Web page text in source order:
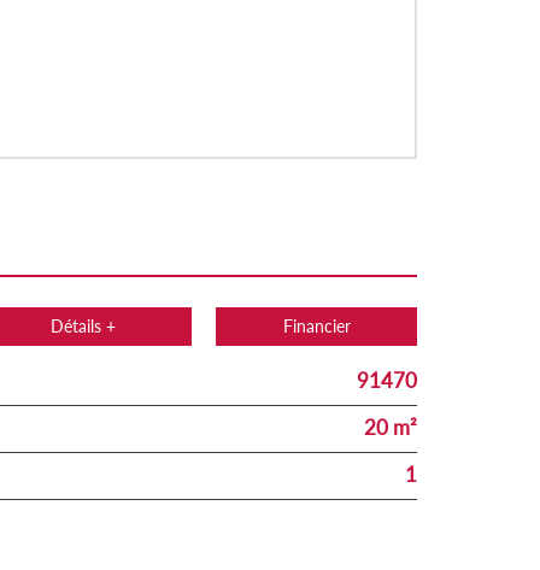
Détails + Financier
91470
20 m²
1